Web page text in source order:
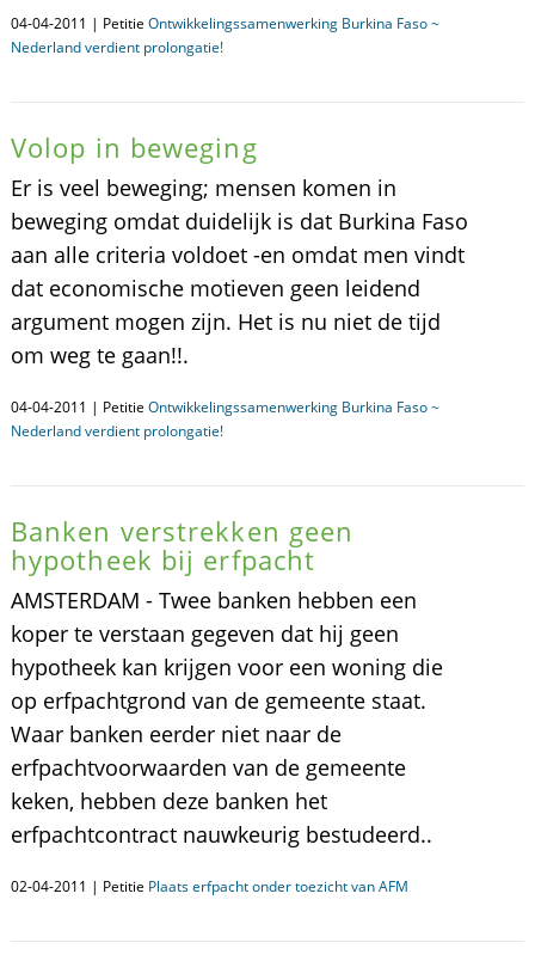
04-04-2011 | Petitie Ontwikkelingssamenwerking Burkina Faso ~
Nederland verdient prolongatie!
Volop in beweging
Er is veel beweging; mensen komen in
beweging omdat duidelijk is dat Burkina Faso
aan alle criteria voldoet -en omdat men vindt
dat economische motieven geen leidend
argument mogen zijn. Het is nu niet de tijd
om weg te gaan!!.
04-04-2011 | Petitie Ontwikkelingssamenwerking Burkina Faso ~
Nederland verdient prolongatie!
Banken verstrekken geen
hypotheek bij erfpacht
AMSTERDAM - Twee banken hebben een
koper te verstaan gegeven dat hij geen
hypotheek kan krijgen voor een woning die
op erfpachtgrond van de gemeente staat.
Waar banken eerder niet naar de
erfpachtvoorwaarden van de gemeente
keken, hebben deze banken het
erfpachtcontract nauwkeurig bestudeerd..
02-04-2011 | Petitie Plaats erfpacht onder toezicht van AFM